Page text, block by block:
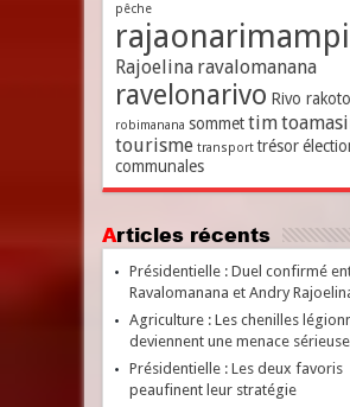
pêche
Rajoelina ravalomanana
ravelonarivo Rivo
robimanana sommet tim
tourisme transport trésor
communales
Articles récents
Présidentielle : Duel confirmé
Ravalomanana et Andry
Agriculture : Les chenilles
deviennent une menace sérieuse
Présidentielle : Les deux favoris
peaufinent leur stratégie